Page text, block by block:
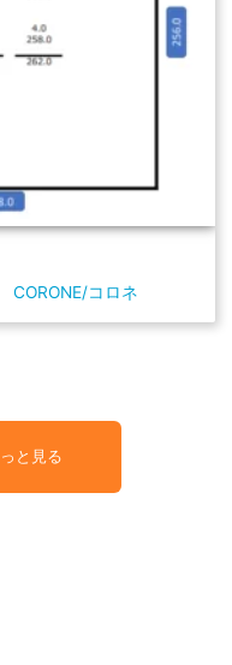
CORONE/コロネ
と見る